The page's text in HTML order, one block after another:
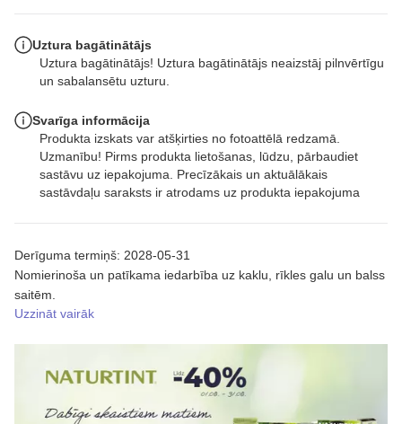
Derīguma termiņš: 2028-05-31
Nomierinoša un patīkama iedarbība uz kaklu, rīkles galu un balss
saitēm.
Uzzināt vairāk
Uztura bagātinātājs
Uztura bagātinātājs! Uztura bagātinātājs neaizstāj pilnvērtīgu
un sabalansētu uzturu.
Svarīga informācija
Produkta izskats var atšķirties no fotoattēlā redzamā.
Uzmanību! Pirms produkta lietošanas, lūdzu, pārbaudiet
sastāvu uz iepakojuma. Precīzākais un aktuālākais
sastāvdaļu saraksts ir atrodams uz produkta iepakojuma